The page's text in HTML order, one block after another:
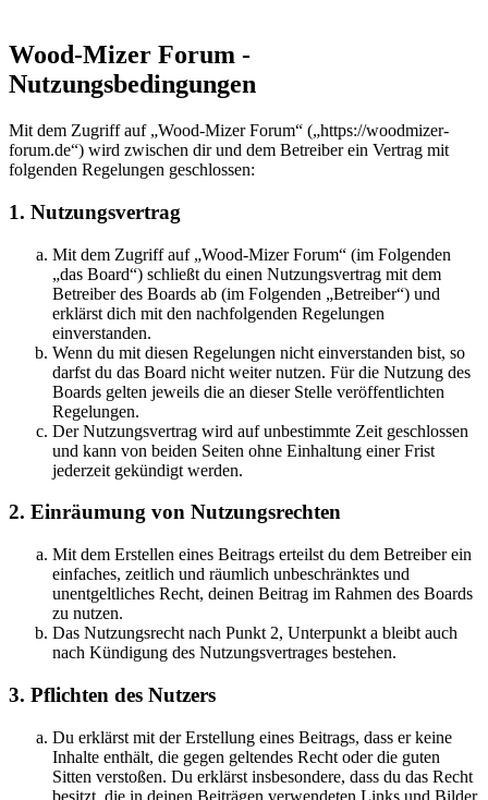
Wood-Mizer Forum -
Nutzungsbedingungen
Mit dem Zugriff auf „Wood-Mizer Forum“ („https://woodmizer-
forum.de“) wird zwischen dir und dem Betreiber ein Vertrag mit
folgenden Regelungen geschlossen:
1. Nutzungsvertrag
Mit dem Zugriff auf „Wood-Mizer Forum“ (im Folgenden
„das Board“) schließt du einen Nutzungsvertrag mit dem
Betreiber des Boards ab (im Folgenden „Betreiber“) und
erklärst dich mit den nachfolgenden Regelungen
einverstanden.
Wenn du mit diesen Regelungen nicht einverstanden bist, so
darfst du das Board nicht weiter nutzen. Für die Nutzung des
Boards gelten jeweils die an dieser Stelle veröffentlichten
Regelungen.
Der Nutzungsvertrag wird auf unbestimmte Zeit geschlossen
und kann von beiden Seiten ohne Einhaltung einer Frist
jederzeit gekündigt werden.
2. Einräumung von Nutzungsrechten
Mit dem Erstellen eines Beitrags erteilst du dem Betreiber ein
einfaches, zeitlich und räumlich unbeschränktes und
unentgeltliches Recht, deinen Beitrag im Rahmen des Boards
zu nutzen.
Das Nutzungsrecht nach Punkt 2, Unterpunkt a bleibt auch
nach Kündigung des Nutzungsvertrages bestehen.
3. Pflichten des Nutzers
Du erklärst mit der Erstellung eines Beitrags, dass er keine
Inhalte enthält, die gegen geltendes Recht oder die guten
Sitten verstoßen. Du erklärst insbesondere, dass du das Recht
besitzt, die in deinen Beiträgen verwendeten Links und Bilder